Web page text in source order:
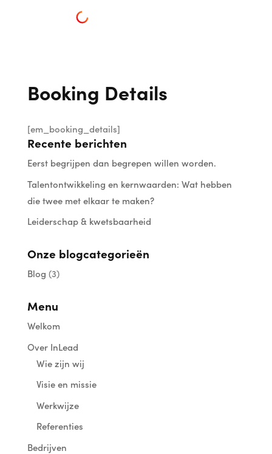
Booking Details
[em_booking_details]
Recente berichten
Eerst begrijpen dan begrepen willen worden.
Talentontwikkeling en kernwaarden: Wat hebben
die twee met elkaar te maken?
Leiderschap & kwetsbaarheid
Onze blogcategorieën
Blog (3)
Menu
Welkom
Over InLead
Wie zijn wij
Visie en missie
Werkwijze
Referenties
Bedrijven